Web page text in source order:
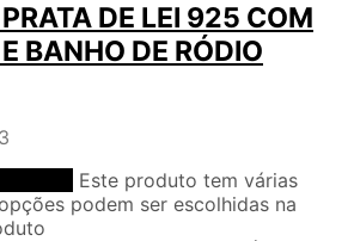
DE LEI 925 COM
BANHO DE RÓDIO
Este produto tem várias
podem ser escolhidas na